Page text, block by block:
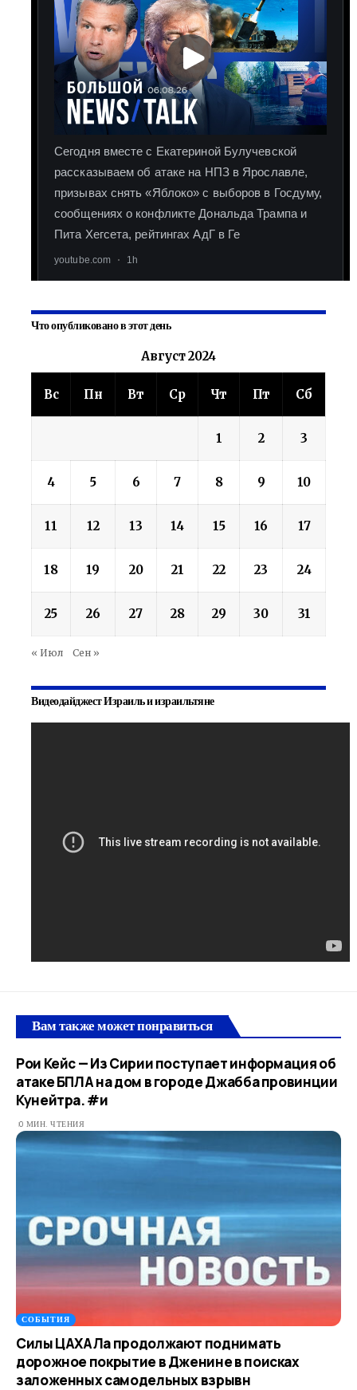
Что опубликовано в этот день
Август 2024
Вс Пн Вт Ср Чт Пт Сб
1 2 3
4 5 6 7 8 9 10
11 12 13 14 15 16 17
18 19 20 21 22 23 24
25 26 27 28 29 30 31
« Июл Сен »
Видеодайджест Израиль и израильтяне
Вам также может понравиться
Рои Кейс — Из Сирии поступает информация об
атаке БПЛА на дом в городе Джабба провинции
Кунейтра. #и
0 МИН. ЧТЕНИЯ
СОБЫТИЯ
Силы ЦАХАЛа продолжают поднимать
дорожное покрытие в Дженине в поисках
заложенных самодельных взрывн